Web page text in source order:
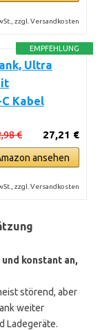
zzgl. Versandkosten
EMPFEHLUNG
Ultra
Kabel
27,21 €
€
ansehen
zzgl. Versandkosten
konstant an,
störend, aber
weiter
Ladegeräte.